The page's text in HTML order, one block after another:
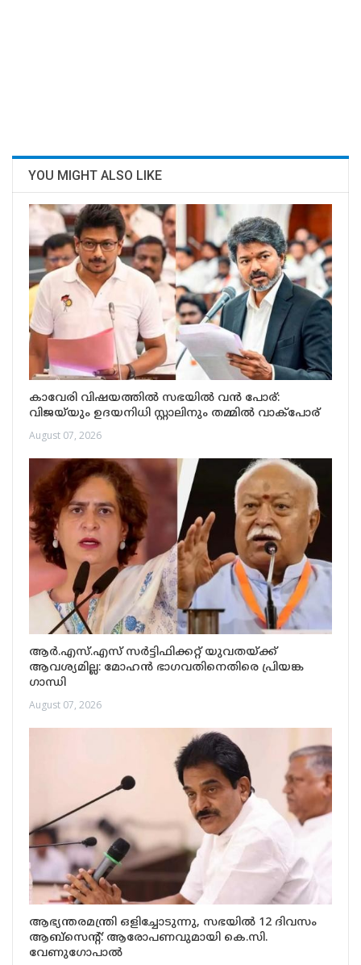
YOU MIGHT ALSO LIKE
കാവേരി വിഷയത്തിൽ സഭയിൽ വൻ പോര്:
വിജയ്‌യും ഉദയനിധി സ്റ്റാലിനും തമ്മിൽ വാക്പോര്
August 07, 2026
ആർ.എസ്.എസ് സർട്ടിഫിക്കറ്റ് യുവതയ്ക്ക്
ആവശ്യമില്ല: മോഹൻ ഭാഗവതിനെതിരെ പ്രിയങ്ക
ഗാന്ധി
August 07, 2026
ആഭ്യന്തരമന്ത്രി ഒളിച്ചോടുന്നു, സഭയിൽ 12 ദിവസം
ആബ്‌സെന്റ്: ആരോപണവുമായി കെ.സി.
വേണുഗോപാൽ